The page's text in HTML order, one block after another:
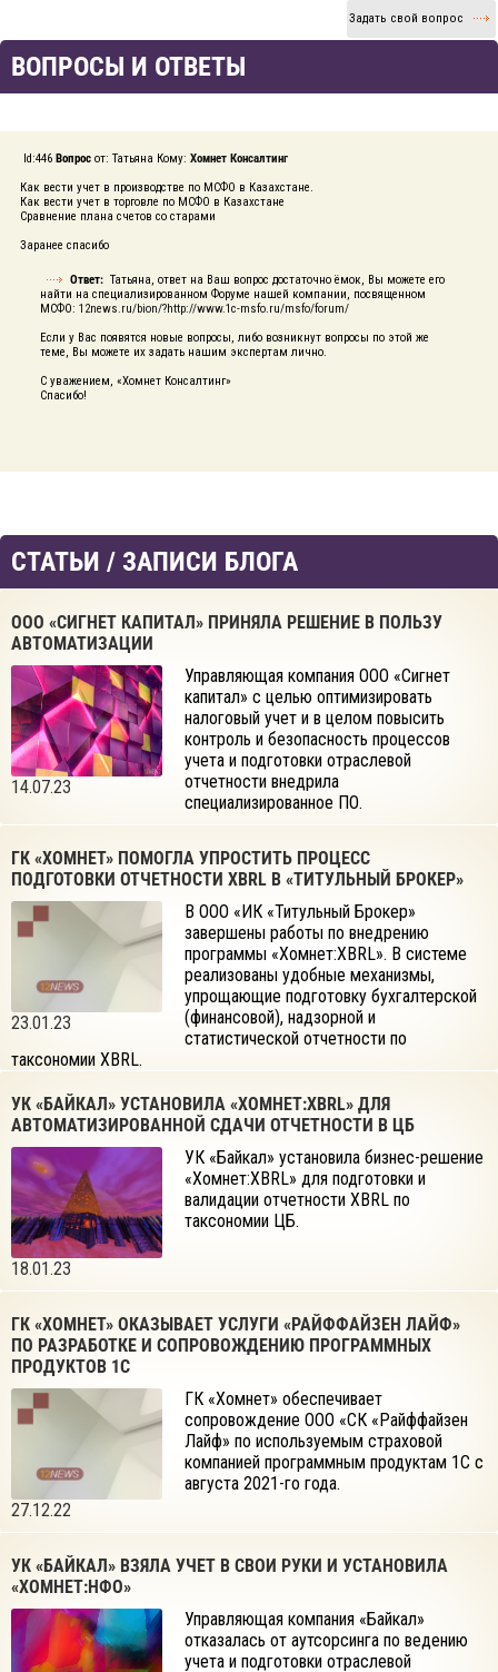
Задать свой вопрос
ВОПРОСЫ И ОТВЕТЫ
Id:446 Вопрос от: Татьяна Кому: Хомнет Консалтинг
Как вести учет в производстве по МСФО в Казахстане.
Как вести учет в торговле по МСФО в Казахстане
Сравнение плана счетов со старами
Заранее спасибо
Ответ: Татьяна, ответ на Ваш вопрос достаточно ёмок, Вы можете его
найти на специализированном Форуме нашей компании, посвященном
МСФО: 12news.ru/bion/?http://www.1c-msfo.ru/msfo/forum/
Если у Вас появятся новые вопросы, либо возникнут вопросы по этой же
теме, Вы можете их задать нашим экспертам лично.
С уважением, «Хомнет Консалтинг»
Спасибо!
СТАТЬИ / ЗАПИСИ БЛОГА
ООО «СИГНЕТ КАПИТАЛ» ПРИНЯЛА РЕШЕНИЕ В ПОЛЬЗУ
АВТОМАТИЗАЦИИ
14.07.23
Управляющая компания ООО «Сигнет
капитал» с целью оптимизировать
налоговый учет и в целом повысить
контроль и безопасность процессов
учета и подготовки отраслевой
отчетности внедрила
специализированное ПО.
ГК «ХОМНЕТ» ПОМОГЛА УПРОСТИТЬ ПРОЦЕСС
ПОДГОТОВКИ ОТЧЕТНОСТИ XBRL В «ТИТУЛЬНЫЙ БРОКЕР»
23.01.23
В ООО «ИК «Титульный Брокер»
завершены работы по внедрению
программы «Хомнет:XBRL». В системе
реализованы удобные механизмы,
упрощающие подготовку бухгалтерской
(финансовой), надзорной и
статистической отчетности по
таксономии XBRL.
УК «БАЙКАЛ» УСТАНОВИЛА «ХОМНЕТ:XBRL» ДЛЯ
АВТОМАТИЗИРОВАННОЙ СДАЧИ ОТЧЕТНОСТИ В ЦБ
18.01.23
УК «Байкал» установила бизнес-решение
«Хомнет:XBRL» для подготовки и
валидации отчетности XBRL по
таксономии ЦБ.
ГК «ХОМНЕТ» ОКАЗЫВАЕТ УСЛУГИ «РАЙФФАЙЗЕН ЛАЙФ»
ПО РАЗРАБОТКЕ И СОПРОВОЖДЕНИЮ ПРОГРАММНЫХ
ПРОДУКТОВ 1С
27.12.22
ГК «Хомнет» обеспечивает
сопровождение ООО «СК «Райффайзен
Лайф» по используемым страховой
компанией программным продуктам 1С с
августа 2021-го года.
УК «БАЙКАЛ» ВЗЯЛА УЧЕТ В СВОИ РУКИ И УСТАНОВИЛА
«ХОМНЕТ:НФО»
Управляющая компания «Байкал»
отказалась от аутсорсинга по ведению
учета и подготовки отраслевой